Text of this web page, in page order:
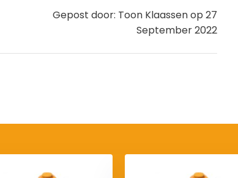
Gepost door: Toon Klaassen op 27
September 2022